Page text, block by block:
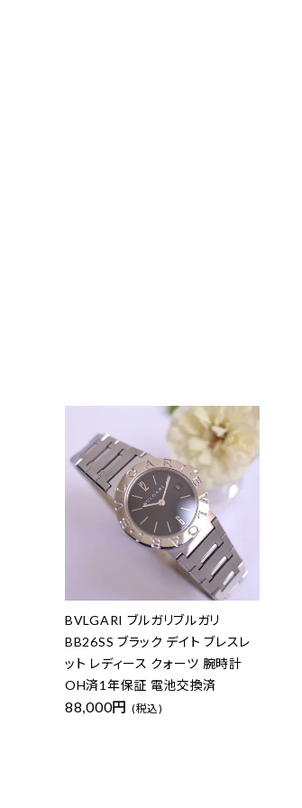
BVLGARI ブルガリブルガリ
BB26SS ブラック デイト ブレスレ
ット レディース クォーツ 腕時計
OH済1年保証 電池交換済
88,000円 (税込)